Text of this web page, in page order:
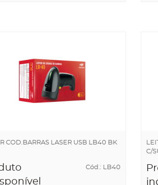
COD.BARRAS LASER USB LB40 BK
Cód.: LB40
C/